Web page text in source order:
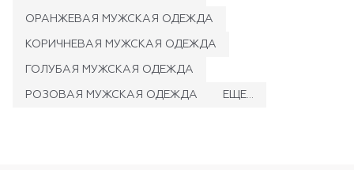
ОРАНЖЕВАЯ МУЖСКАЯ ОДЕЖДА
КОРИЧНЕВАЯ МУЖСКАЯ ОДЕЖДА
ГОЛУБАЯ МУЖСКАЯ ОДЕЖДА
РОЗОВАЯ МУЖСКАЯ ОДЕЖДА ЕЩЕ...